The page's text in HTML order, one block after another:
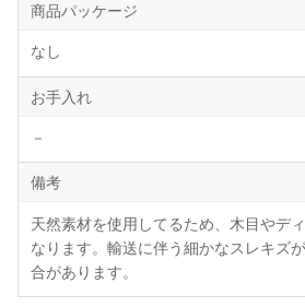
商品パッケージ
なし
お手入れ
－
備考
天然素材を使用してるため、木目やデ
なります。輸送に伴う細かなスレキズ
合があります。